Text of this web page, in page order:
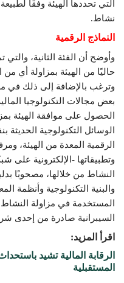
التي تحددها الهيئة وفقًا
نشاط.
النماذج الرقمية
وأوضح أن الفئة الثانية،
حاليًا من الهيئة بمزاولة أي من
وترغب بالإضافة إلى ذلك في
بعض مجالات التكنولوجيا
الحصول على موافقة الهيئة
الوسائل التكنولوجية
الرقمية المعدة من الهيئة،
وتطبيقاتها -الإلكترونية على
النشاط من خلالها، مصحوبًا
والبنية التكنولوجية وأنظمة
المستخدمة في مزاولة
السيبرانية صادرة من إحدى
اقرأ المزيد:
الرقابة المالية تشيد
المستقبلية